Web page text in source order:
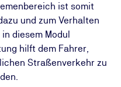
ist somit
und zum Verhalten
diesem Modul
hilft dem Fahrer,
Straßenverkehr zu